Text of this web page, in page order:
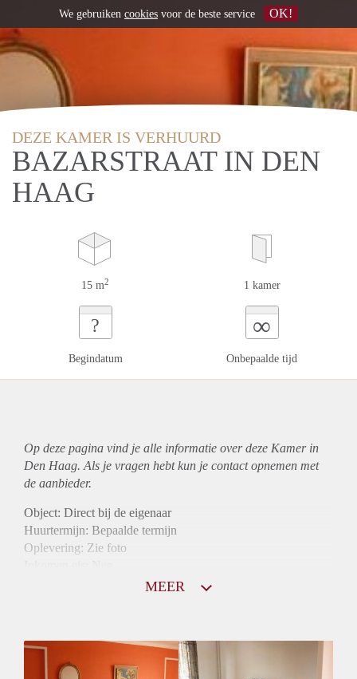
DEZE KAMER IS VERHUURD
BAZARSTRAAT IN DEN
HAAG
15 m2 1 kamer
?
Begindatum
∞
Onbepaalde tijd
Op deze pagina vind je alle informatie over deze Kamer in
Den Haag. Als je vragen hebt kun je contact opnemen met
de aanbieder.
Object: Direct bij de eigenaar
Huurtermijn: Bepaalde termijn
Oplevering: Zie foto
Gedeelde Douche: Ja
Gedeelde woonkamer: Ja
MEER
We gebruiken cookies voor de beste service OK!